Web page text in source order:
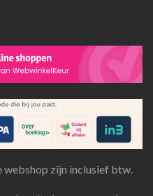
webshop zijn inclusief btw.